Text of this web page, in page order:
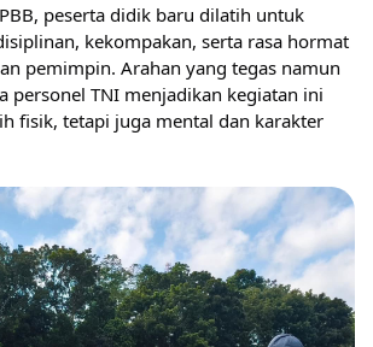
peserta didik baru dilatih untuk
kekompakan, serta rasa hormat
pemimpin. Arahan yang tegas namun
personel TNI menjadikan kegiatan ini
fisik, tetapi juga mental dan karakter